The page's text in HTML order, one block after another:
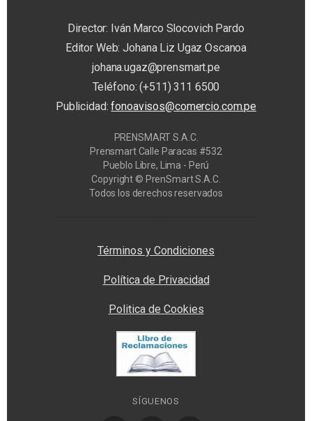
Director: Iván Marco Slocovich Pardo
Editor Web: Johana Liz Ugaz Oscanoa
johana.ugaz@prensmart.pe
Teléfono: (+511) 311 6500
Publicidad:fonoavisos@comercio.com.pe
PRENSMART S.A.C.
Prensmart Calle Paracas #532
Pueblo Libre, Lima - Perú
Copyright © PrenSmart S.A.C.
Todos los derechos reservados
Términos y Condiciones
Política de Privacidad
Politica de Cookies
SÍGUENOS